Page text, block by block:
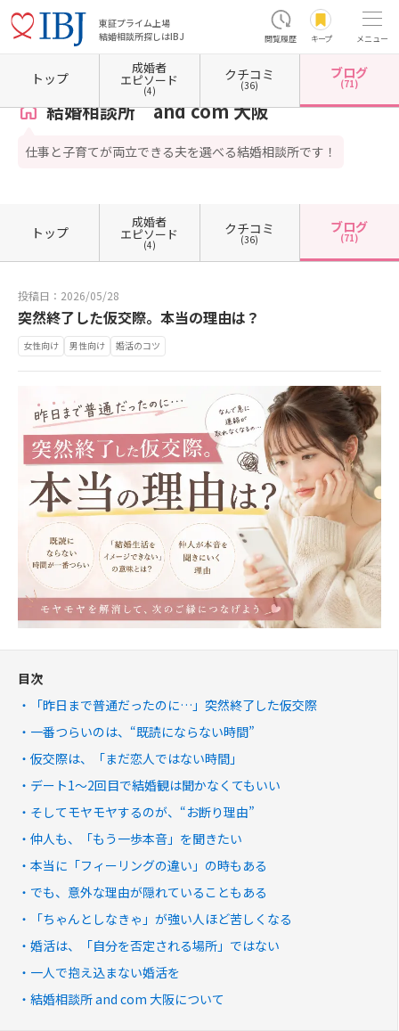
東証プライム上場
結婚相談所探しはIBJ
閲覧履歴 キープ メニュー
ホーム 大阪府の結婚相談所 大阪府大阪市 大阪府大阪市中央区 結婚相談所 and com
結婚相談所 and com 大阪
仕事と子育てが両立できる夫を選べる結婚相談所です！
トップ
成婚者
エピソード
(4)
クチコミ
(36)
ブログ
(71)
トップ
成婚者
エピソード
(4)
クチコミ
(36)
ブログ
(71)
投稿日：2026/05/28
突然終了した仮交際。本当の理由は？
女性向け 男性向け 婚活のコツ
目次
「昨日まで普通だったのに…」突然終了した仮交際
一番つらいのは、“既読にならない時間”
仮交際は、「まだ恋人ではない時間」
デート1〜2回目で結婚観は聞かなくてもいい
そしてモヤモヤするのが、“お断り理由”
仲人も、「もう一歩本音」を聞きたい
本当に「フィーリングの違い」の時もある
でも、意外な理由が隠れていることもある
「ちゃんとしなきゃ」が強い人ほど苦しくなる
婚活は、「自分を否定される場所」ではない
一人で抱え込まない婚活を
結婚相談所 and com 大阪について